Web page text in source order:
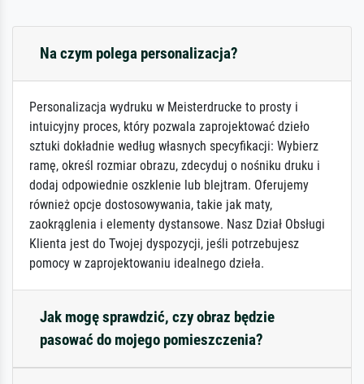
Na czym polega personalizacja?
Personalizacja wydruku w Meisterdrucke to prosty i
intuicyjny proces, który pozwala zaprojektować dzieło
sztuki dokładnie według własnych specyfikacji: Wybierz
ramę, określ rozmiar obrazu, zdecyduj o nośniku druku i
dodaj odpowiednie oszklenie lub blejtram. Oferujemy
również opcje dostosowywania, takie jak maty,
zaokrąglenia i elementy dystansowe. Nasz Dział Obsługi
Klienta jest do Twojej dyspozycji, jeśli potrzebujesz
pomocy w zaprojektowaniu idealnego dzieła.
Jak mogę sprawdzić, czy obraz będzie
pasować do mojego pomieszczenia?